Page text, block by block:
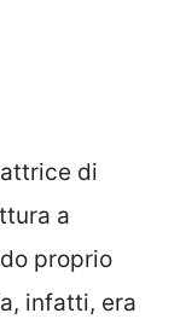
di
a
proprio
infatti, era